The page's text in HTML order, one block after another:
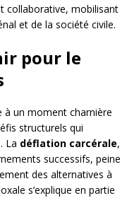
collaborative, mobilisant
et de la société civile.
pour le
à un moment charnière
structurels qui
La déflation carcérale,
successifs, peine
des alternatives à
s’explique en partie